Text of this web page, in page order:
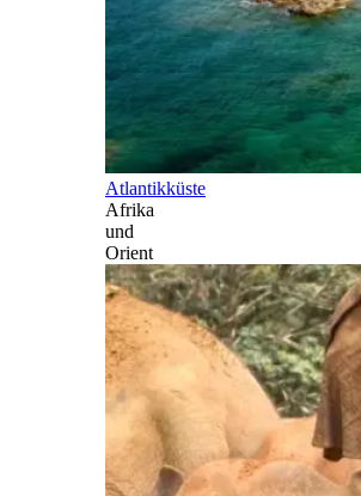
Atlantikküste
Afrika
und
Orient